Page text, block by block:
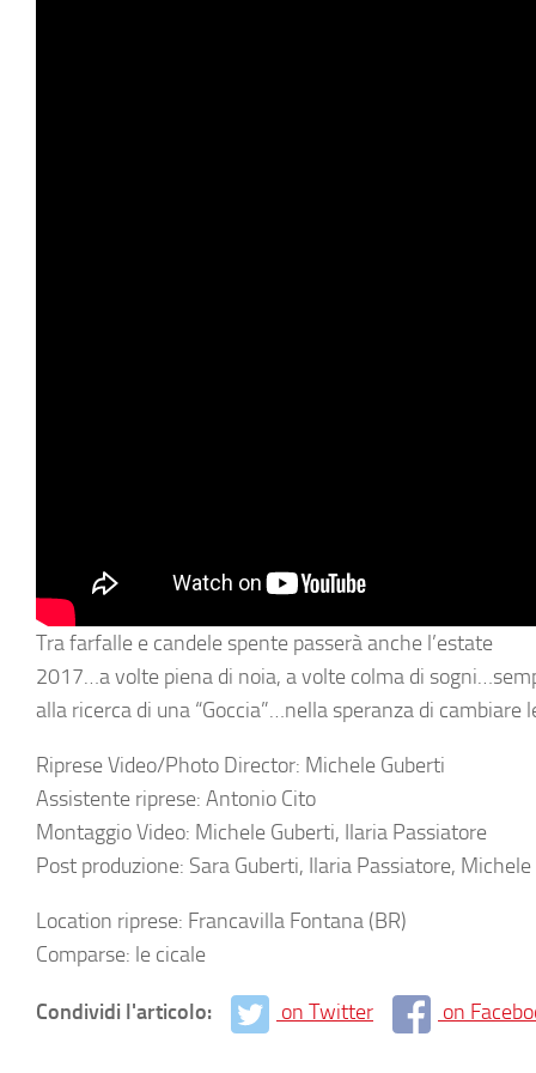
Tra farfalle e candele spente passerà anche l’estate
2017…a volte piena di noia, a volte colma di
alla ricerca di una “Goccia”…nella speranza di cambiare
Riprese Video/Photo Director: Michele Guberti
Assistente riprese: Antonio Cito
Montaggio Video: Michele Guberti, Ilaria Passiatore
Post produzione: Sara Guberti, Ilaria Passiatore, Michele
Location riprese: Francavilla Fontana (BR)
Comparse: le cicale
Condividi l'articolo: on Twitter on